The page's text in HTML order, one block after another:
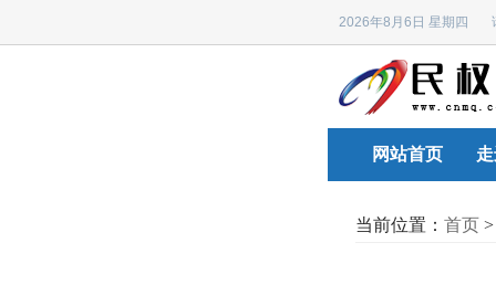
2026年8月6日 星期四
网站首页
当前位置： 首页